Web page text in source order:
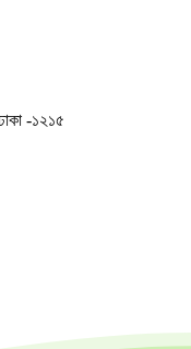
-১২১৫